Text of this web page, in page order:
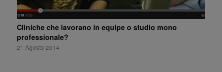
21 Agosto 2014
21 Agosto 2014
Guida al Turismo Dentale